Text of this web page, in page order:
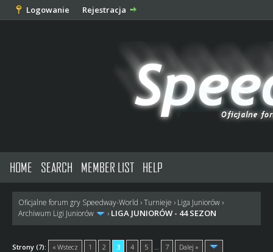
Logowanie Rejestracja
HOME SEARCH MEMBER LIST HELP
Oficjalne forum gry Speedway-World ›Turnieje › Liga Juniorów›
Archiwum Ligi Juniorów
› LIGA JUNIORÓW - 44 SEZON
Strony (7): « Wstecz 1 2 3 4 5 7 Dalej »